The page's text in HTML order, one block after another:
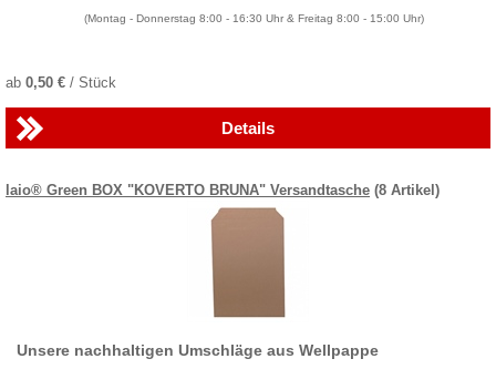
(Montag - Donnerstag 8:00 - 16:30 Uhr & Freitag 8:00 - 15:00 Uhr)
ab 0,50 € / Stück
Details
laio® Green BOX "KOVERTO BRUNA" Versandtasche (8 Artikel)
Unsere nachhaltigen Umschläge aus Wellpappe